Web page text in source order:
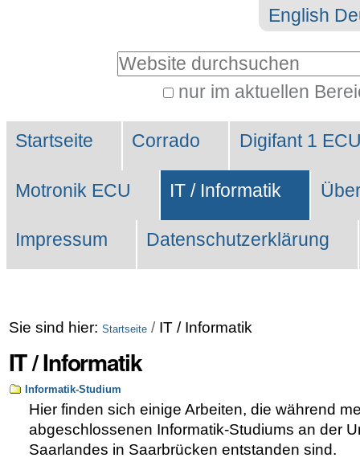
Direkt
zur
English
Website durchsuchen
nur im aktuellen
Suche…
Sektionen
Startseite Corrado Digifant 1
Motronik ECU IT / Informatik
Impressum Datenschutzerklärung
Sie sind hier: Startseite / IT / Informatik
IT / Informatik
Informatik-Studium
Hier finden sich einige Arbeiten, die während
abgeschlossenen Informatik-Studiums an der
Saarlandes in Saarbrücken entstanden sind.